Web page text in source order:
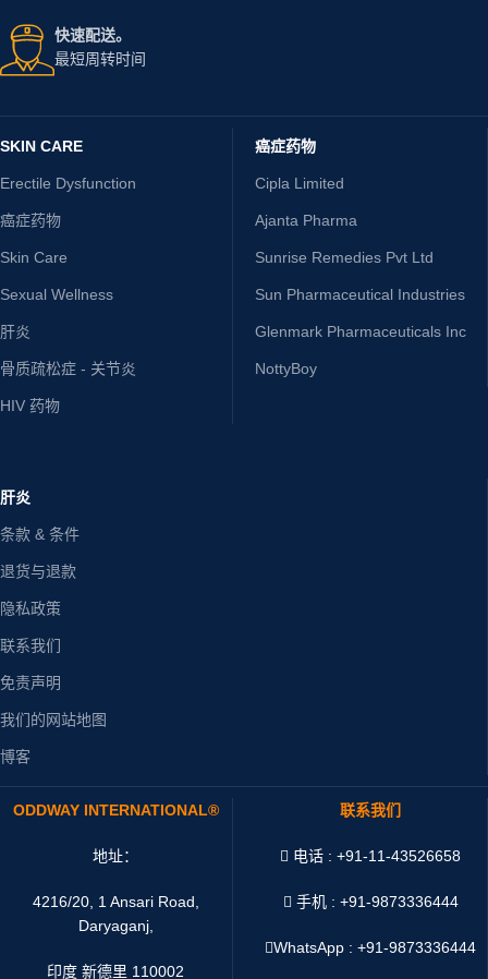
快速配送。
最短周转时间
SKIN CARE
Erectile Dysfunction
癌症药物
Skin Care
Sexual Wellness
肝炎
骨质疏松症 - 关节炎
HIV 药物
癌症药物
Cipla Limited
Ajanta Pharma
Sunrise Remedies Pvt Ltd
Sun Pharmaceutical Industries
Glenmark Pharmaceuticals Inc
NottyBoy
肝炎
条款 & 条件
退货与退款
隐私政策
联系我们
免责声明
我们的网站地图
博客
ODDWAY INTERNATIONAL®
地址：
4216/20, 1 Ansari Road,
Daryaganj,
印度 新德里 110002
联系我们
电话 : +91-11-43526658
手机 : +91-9873336444
WhatsApp :+91-9873336444